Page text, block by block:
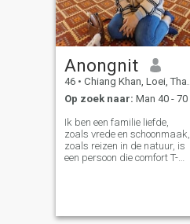
Anongnit
46 • Chiang Khan, Loei, Thailand
Op zoek naar: Man 40 - 70
Ik ben een familie liefde,
zoals vrede en schoonmaak,
zoals reizen in de natuur, is
een persoon die comfort T-
maar ik ben altijd eerlijk als